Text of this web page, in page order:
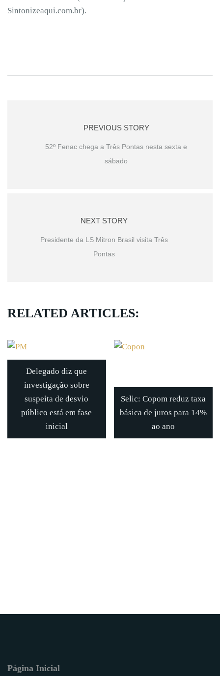
Sintonizeaqui.com.br).
PREVIOUS STORY
52º Fenac chega a Três Pontas nesta sexta e
sábado
NEXT STORY
Presidente da LS Mitron Brasil visita Três
Pontas
RELATED ARTICLES:
Delegado diz que
investigação sobre
suspeita de desvio
público está em fase
inicial
Selic: Copom reduz taxa
básica de juros para 14%
ao ano
Página Inicial